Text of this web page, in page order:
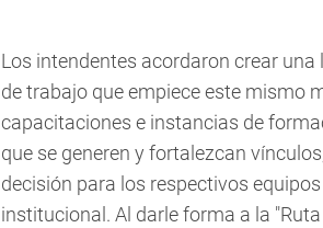
Los intendentes acordaron crear
de trabajo que empiece este mismo
capacitaciones e instancias de
que se generen y fortalezcan
decisión para los respectivos
institucional. Al darle forma a la